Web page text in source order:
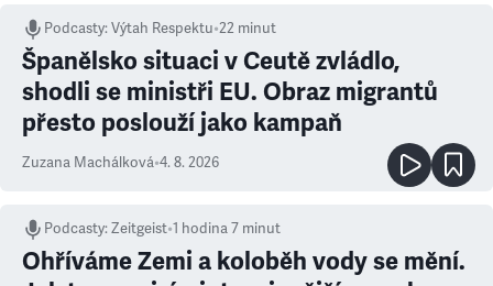
Podcasty:Výtah Respektu•22 minut
Španělsko situaci v Ceutě zvládlo,
shodli se ministři EU. Obraz migrantů
přesto poslouží jako kampaň
Zuzana Machálková•4. 8. 2026
Podcasty:Zeitgeist•1 hodina 7 minut
Ohříváme Zemi a koloběh vody se mění.